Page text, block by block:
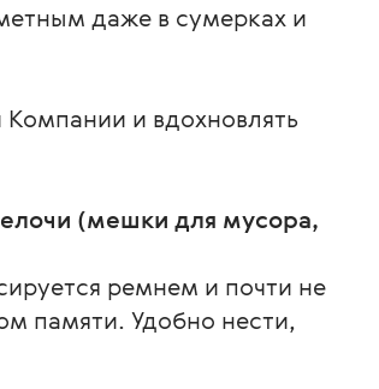
даже в сумерках и
и вдохновлять
(мешки для мусора,
ремнем и почти не
памяти. Удобно нести,